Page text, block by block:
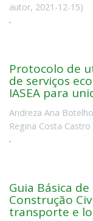
autor, 2021-12-15)
.
Protocolo de
de serviços
IASEA para
Andreza Ana Botelho
Regina Costa Castro
.
Guia Básica
Construção
transporte e